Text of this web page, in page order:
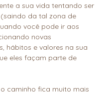
a sua vida tentando ser
da tal zona de
você pode ir aos
novas
hábitos e valores na sua
eles façam parte de
caminho fica muito mais